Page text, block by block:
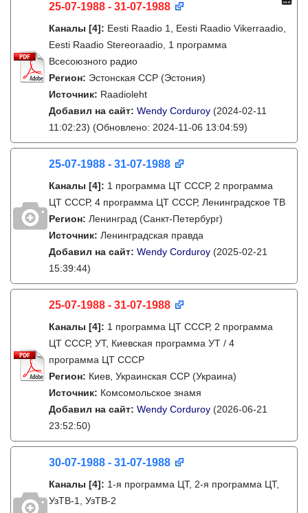
25-07-1988 - 31-07-1988
Каналы [4]: Eesti Raadio 1, Eesti Raadio Vikerraadio,
Eesti Raadio Stereoraadio, 1 программа
Всесоюзного радио
Регион: Эстонская ССР (Эстония)
Источник: Raadioleht
Добавил на сайт: Wendy Corduroy (2024-02-11
11:02:23) (Обновлено: 2024-11-06 13:04:59)
25-07-1988 - 31-07-1988
Каналы [4]: 1 программа ЦТ СССР, 2 программа
ЦТ СССР, 4 программа ЦТ СССР, Ленинградское ТВ
Регион: Ленинград (Санкт-Петербург)
Источник: Ленинградская правда
Добавил на сайт: Wendy Corduroy (2025-02-21
15:39:44)
25-07-1988 - 31-07-1988
Каналы [4]: 1 программа ЦТ СССР, 2 программа
ЦТ СССР, УТ, Киевская программа УТ / 4
программа ЦТ СССР
Регион: Киев, Украинская ССР (Украина)
Источник: Комсомольское знамя
Добавил на сайт: Wendy Corduroy (2026-06-21
23:52:50)
30-07-1988 - 31-07-1988
Каналы [4]: 1-я программа ЦТ, 2-я программа ЦТ,
УзТВ-1, УзТВ-2